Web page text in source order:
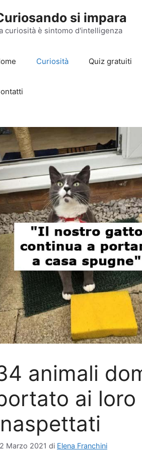
si impara
curiosità è sintomo d'intelligenza
Curiosità Quiz gratuiti
animali
ai
Marzo 2021 di Elena Franchini